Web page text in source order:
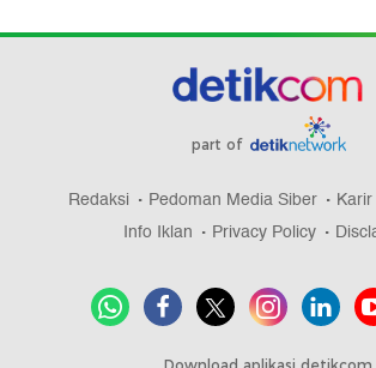
part of
Redaksi Pedoman Media Siber Karir
Info Iklan
Privacy Policy